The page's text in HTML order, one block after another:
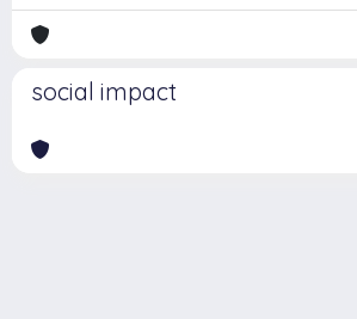
social impact